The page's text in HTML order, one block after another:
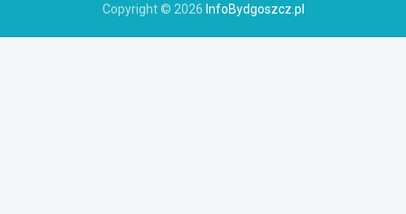
Copyright © 2026 InfoBydgoszcz.pl